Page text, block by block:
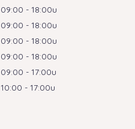
09:00 - 18:00u
09:00 - 18:00u
09:00 - 18:00u
09:00 - 18:00u
09:00 - 17:00u
10:00 - 17:00u